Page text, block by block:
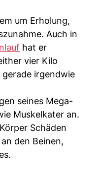
um Erholung,
Auch in
hat er
vier Kilo
irgendwie
seines Mega-
Muskelkater an.
Schäden
den Beinen,